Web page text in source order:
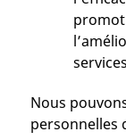
Nous
personnelles